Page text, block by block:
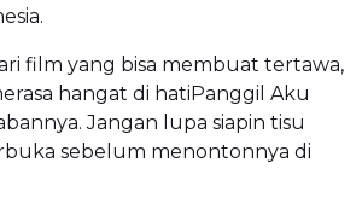
film yang bisa membuat tertawa,
hangat di hatiPanggil Aku
Jangan lupa siapin tisu
sebelum menontonnya di